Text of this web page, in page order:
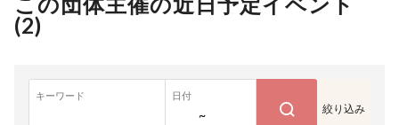
(2)
キーワード 日付
~ 絞り込み